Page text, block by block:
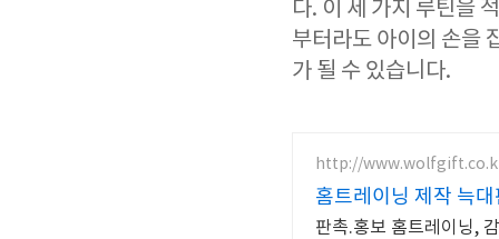
다. 이 세 가지 루틴을
부터라도 아이의 손을
가 될 수 있습니다.
http://
홈트레이닝 제작 늑
판촉.홍보 홈트레이닝,